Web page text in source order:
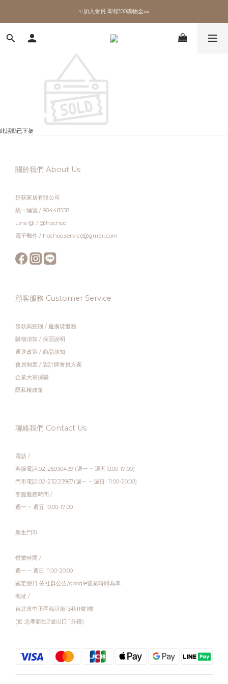
✨加入會員 即領100購物金🎫
✨加入會員 即領100購物金🎫
全館滿額現折🔥
加拿大Umbra．買千送百🎫
✨加入會員 即領100購物金🎫
此活動已下架
關於我們 About Us
好萩家居有限公司
統一編號 / 90448558
Line @ / @hochoo
電子郵件 / hochoo.service@gmail.com
顧客服務 Customer Service
條款與細則 / 退換貨服務
購物須知 / 保固說明
運送政策 / 商品須知
會員制度 / 設計師會員方案
企業大宗採購
隱私權政策
聯絡我們 Contact Us
電話 /
客服電話:02-25930439 (週一 ~ 週五10:00-17:00)
門市電話:02-23223967(週一 ~ 週日 11:00-20:00)
客服服務時間 /
週一 ~ 週五 10:00-17:00
新生門市
營業時間 /
週一 ~ 週日 11:00-20:00
國定假日 依社群公告/google營業時間為準
地址 /
台北市中正區臨沂街13巷11號1樓
(近 忠孝新生2號出口 1分鐘)